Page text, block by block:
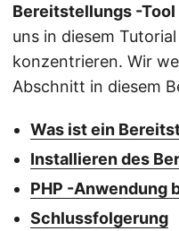
Bereitstellungs -Tool
uns in diesem
konzentrieren. Wir
Abschnitt in diesem
Was ist ein
Installieren des
PHP -Anwendung
Schlussfolgerung